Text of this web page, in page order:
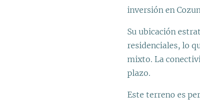
inversión en
Su ubicación
residenciales, lo
mixto. La
plazo.
Este terreno es